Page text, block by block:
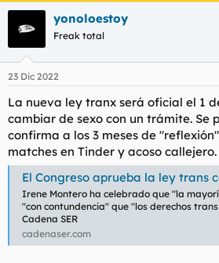
yonoloestoy
Freak total
23 Dic 2022
La nueva ley tranx será oficial el 1
cambiar de sexo con un trámite. Se
confirma a los 3 meses de
matches en Tinder y acoso callejero.
El Congreso aprueba la ley trans con el apoyo del PSOE pero
Irene Montero ha celebrado que "la
"con contundencia" que "los derechos
Cadena SER
cadenaser.com